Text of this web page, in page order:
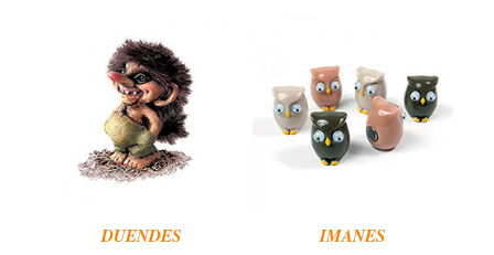
DUENDES IMANES